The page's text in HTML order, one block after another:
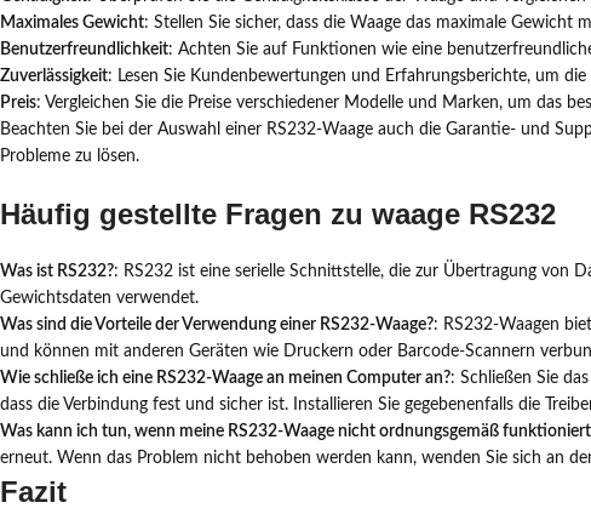
Maximales Gewicht: Stellen Sie sicher, dass die Waage das maximale Gewicht
Benutzerfreundlichkeit: Achten Sie auf Funktionen wie eine
Zuverlässigkeit: Lesen Sie Kundenbewertungen und Erfahrungsberichte, um
Preis: Vergleichen Sie die Preise verschiedener Modelle und Marken, um das
Beachten Sie bei der Auswahl einer RS232-Waage auch die Garantie- und
Probleme zu lösen.
Häufig gestellte Fragen zu waage RS232
Was ist RS232?: RS232 ist eine serielle Schnittstelle, die zur Übertragung von
Gewichtsdaten verwendet.
Was sind die Vorteile der Verwendung einer RS232-Waage?: RS232-Waagen
und können mit anderen Geräten wie Druckern oder Barcode-Scannern
Wie schließe ich eine RS232-Waage an meinen Computer an?: Schließen Sie
dass die Verbindung fest und sicher ist. Installieren Sie gegebenenfalls die
Was kann ich tun, wenn meine RS232-Waage nicht ordnungsgemäß
erneut. Wenn das Problem nicht behoben werden kann, wenden Sie sich an
Fazit